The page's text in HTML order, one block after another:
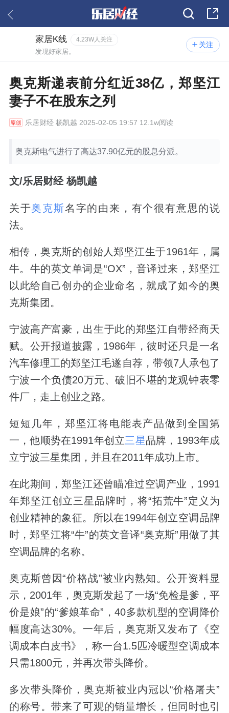
关注
家居K线 4.23W人关注
发现好家居。
奥克斯递表前分红近38亿，郑坚江
妻子不在股东之列
乐居财经杨凯越 2025-02-05 19:57 12.1w阅读
奥克斯电气进行了高达37.90亿元的股息分派。
文/乐居财经 杨凯越
关于奥克斯名字的由来，有个很有意思的说
法。
相传，奥克斯的创始人郑坚江生于1961年，属
牛。牛的英文单词是“OX”，音译过来，郑坚江
以此给自己创办的企业命名，就成了如今的奥
克斯集团。
宁波高产富豪，出生于此的郑坚江自带经商天
赋。公开报道披露，1986年，彼时还只是一名
汽车修理工的郑坚江毛遂自荐，带领7人承包了
宁波一个负债20万元、破旧不堪的龙观钟表零
件厂，走上创业之路。
短短几年，郑坚江将电能表产品做到全国第
一，他顺势在1991年创立三星品牌，1993年成
立宁波三星集团，并且在2011年成功上市。
在此期间，郑坚江还曾瞄准过空调产业，1991
年郑坚江创立三星品牌时，将“拓荒牛”定义为
创业精神的象征。所以在1994年创立空调品牌
时，郑坚江将“牛”的英文音译“奥克斯”用做了其
空调品牌的名称。
奥克斯曾因“价格战”被业内熟知。公开资料显
示，2001年，奥克斯发起了一场“免检是爹，平
价是娘”的“爹娘革命”，40多款机型的空调降价
幅度高达30%。一年后，奥克斯又发布了《空
调成本白皮书》，称一台1.5匹冷暖型空调成本
只需1800元，并再次带头降价。
多次带头降价，奥克斯被业内冠以“价格屠夫”
的称号。带来了可观的销量增长，但同时也引